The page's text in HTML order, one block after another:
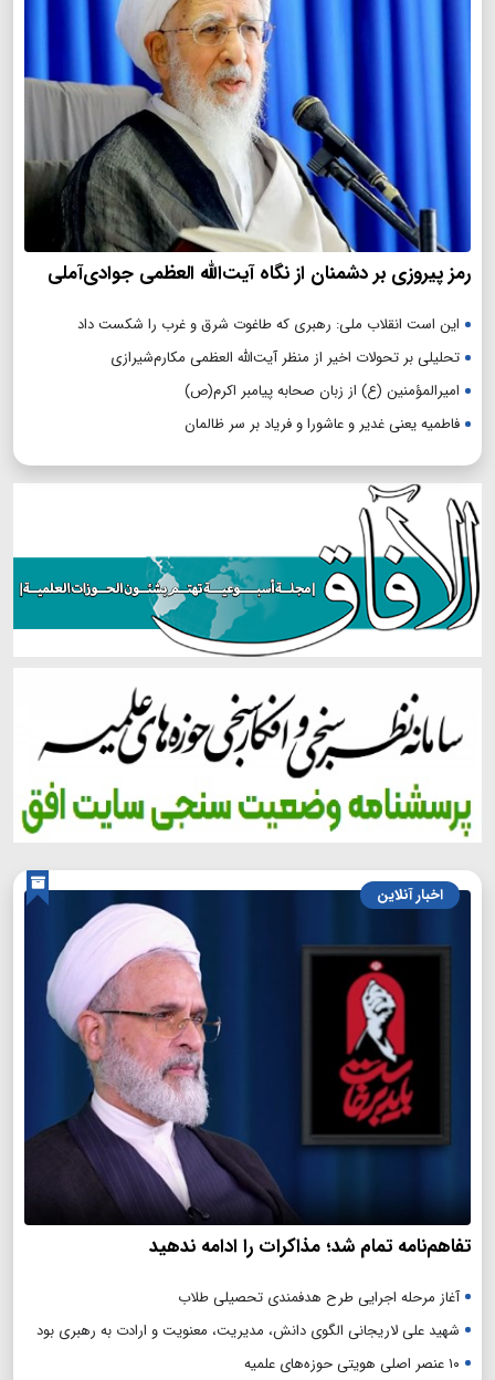
رمز پیروزی بر دشمنان از نگاه آیت‌الله العظمی جوادی‌آملی
این است انقلاب ملی: رهبری که طاغوت شرق و غرب را شکست داد
تحلیلی بر تحولات اخیر از منظر آیت‌الله العظمی مکارم‌شیرازی
امیرالمؤمنین (ع) از زبان صحابه پیامبر اکرم(ص)
فاطمیه یعنی غدیر و عاشورا و فریاد بر سر ظالمان
اخبار آنلاین
تفاهم‌نامه تمام شد؛ مذاکرات را ادامه ندهید
آغاز مرحله اجرایی طرح هدفمندی تحصیلی طلاب
شهید علی لاریجانی الگوی دانش، مدیریت، معنویت و ارادت به رهبری بود
۱۰ عنصر اصلی هویتی حوزه‌های علمیه